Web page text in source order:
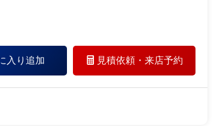
入り追加 見積依頼・ 来店予約